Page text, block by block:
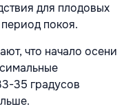
для плодовых
покоя.
что начало осени
35 градусов